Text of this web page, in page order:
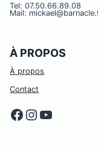
Tel: 07.50.66.89.08
Mail:
À PROPOS
À propos
Contact
Facebook
Instagram
YouTube